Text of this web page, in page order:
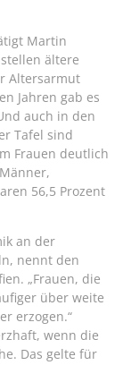
Martin
ältere
Altersarmut
Jahren gab es
auch in den
Tafel sind
Frauen deutlich
56,5 Prozent
an der
nennt den
„Frauen, die
über weite
erzogen.“
wenn die
Das gelte für